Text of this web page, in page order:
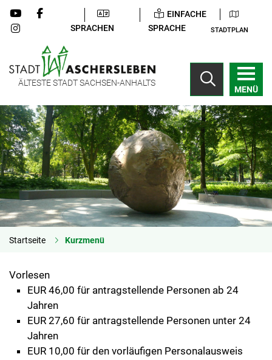
SPRACHEN
EINFACHE
SPRACHE
STADTPLAN
ÄLTESTE STADT SACHSEN-ANHALTS
MENÜ
Startseite Kurzmenü
Vorlesen
EUR 46,00 für antragstellende Personen ab 24
Jahren
EUR 27,60 für antragstellende Personen unter 24
Jahren
EUR 10,00 für den vorläufigen Personalausweis